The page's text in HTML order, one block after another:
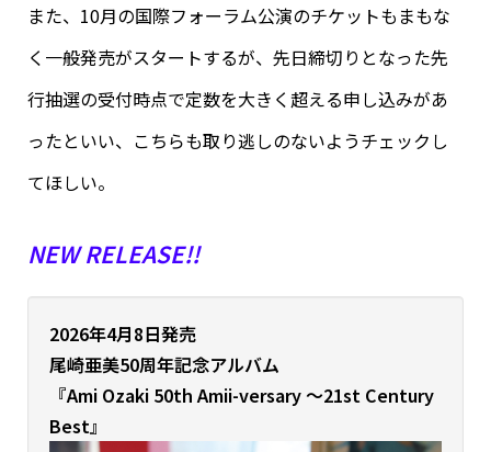
また、10月の国際フォーラム公演のチケットもまもな
く一般発売がスタートするが、先日締切りとなった先
行抽選の受付時点で定数を大きく超える申し込みがあ
ったといい、こちらも取り逃しのないようチェックし
てほしい。
NEW RELEASE!!
2026年4月8日発売
尾崎亜美50周年記念アルバム
『Ami Ozaki 50th Amii-versary ～21st Century
Best』